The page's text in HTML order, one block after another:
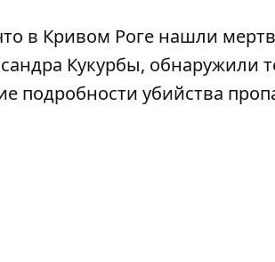
в Кривом Роге нашли
Кукурбы, обнаружили
подробности убийства